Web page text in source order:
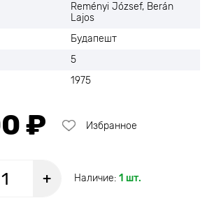
Reményi József, Berán
Lajos
Будапешт
5
1975
₽ Избранное
+ Наличие: 1 шт.